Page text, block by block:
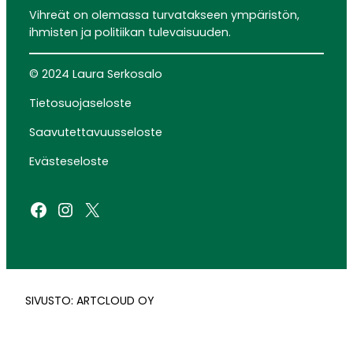
Vihreät on olemassa turvatakseen ympäristön,
ihmisten ja politiikan tulevaisuuden.
© 2024 Laura Serkosalo
Tietosuojaseloste
Saavutettavuusseloste
Evästeseloste
Facebook Instagram X
SIVUSTO: ARTCLOUD OY